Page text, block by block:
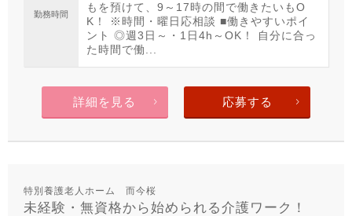
勤務時間
もを預けて、9～17時の間で働きたいもO
K！ ※時間・曜日応相談 ■働きやすいポイ
ント ◎週3日～・1日4h～OK！ 自分に合っ
た時間で働...
詳細を見る 応募する
特別養護老人ホーム 而今桜
未経験・無資格から始められる介護ワーク！